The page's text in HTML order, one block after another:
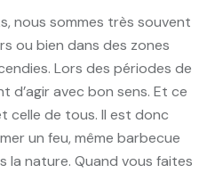
nous sommes très souvent
ou bien dans des zones
Lors des périodes de
d’agir avec bon sens. Et ce
celle de tous. Il est donc
un feu, même barbecue
la nature. Quand vous faites